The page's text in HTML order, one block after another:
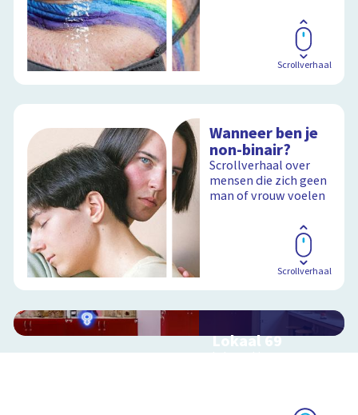
Scrollverhaal
Wanneer ben je
non-binair?
Scrollverhaal over
mensen die zich geen
man of vrouw voelen
Scrollverhaal
Lokaal 69
Interactieve